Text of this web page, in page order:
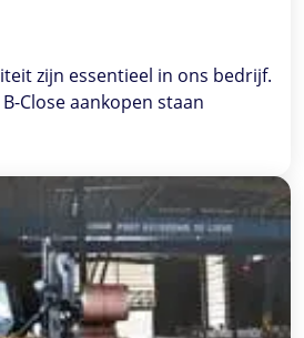
zijn essentieel in ons bedrijf.
Close aankopen staan